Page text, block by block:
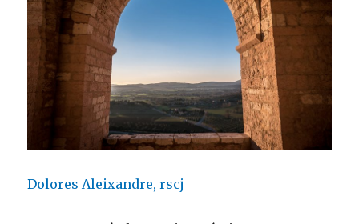
Dolores Aleixandre, rscj